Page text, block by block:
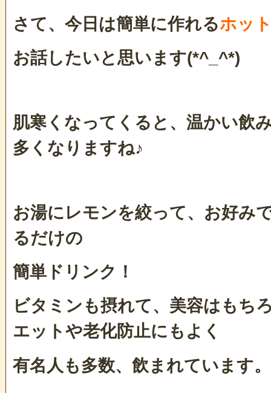
さて、今日は簡単に作れるホッ
お話したいと思います(*^_^*)
肌寒くなってくると、温かい飲
多くなりますね♪
お湯にレモンを絞って、お好み
るだけの
簡単ドリンク！
ビタミンも摂れて、美容はもち
エットや老化防止にもよく
有名人も多数、飲まれています。